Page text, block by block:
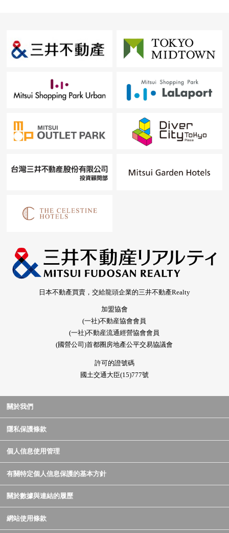
日本不動產買賣，交給龍頭企業的三井不動產Realty
加盟協會
(一社)不動産協會會員
(一社)不動産流通經營協會會員
(國營公司)首都圈房地產公平交易協議會
許可的證號碼
國土交通大臣(15)777號
關於我們
隱私保護條款
個人信息使用管理
有關特定個人信息保護的基本方針
關於數據與連結的履歷
網站使用條款